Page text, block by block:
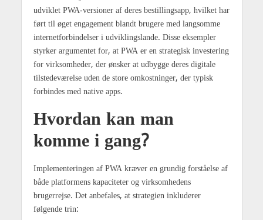
udviklet PWA-versioner af deres bestillingsapp, hvilket har
ført til øget engagement blandt brugere med langsomme
internetforbindelser i udviklingslande. Disse eksempler
styrker argumentet for, at PWA er en strategisk investering
for virksomheder, der ønsker at udbygge deres digitale
tilstedeværelse uden de store omkostninger, der typisk
forbindes med native apps.
Hvordan kan man
komme i gang?
Implementeringen af PWA kræver en grundig forståelse af
både platformens kapaciteter og virksomhedens
brugerrejse. Det anbefales, at strategien inkluderer
følgende trin: